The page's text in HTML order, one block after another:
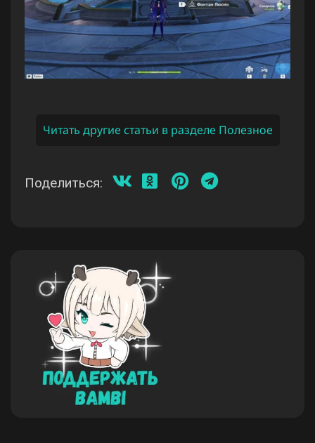
Читать другие статьи в разделе Полезное
Поделиться: